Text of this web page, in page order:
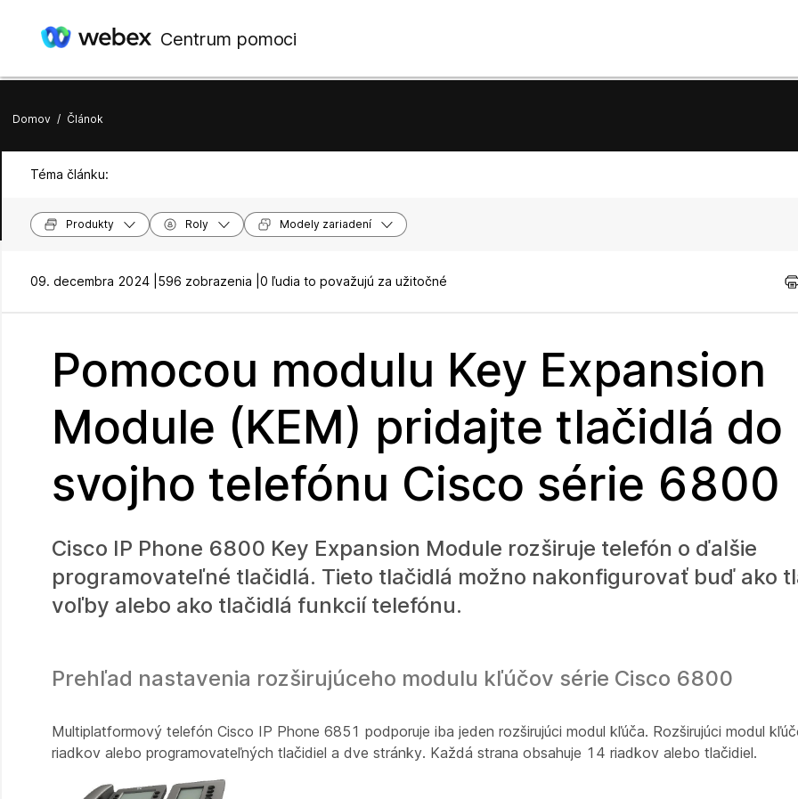
Centrum pomoci
Domov / Článok
Téma článku:
Produkty Roly Modely zariadení
09. decembra 2024 | 596 zobrazenia | 0 ľudia to považujú za užitočné
Pomocou modulu Key Expansion
Module (KEM) pridajte tlačidlá do
svojho telefónu Cisco série 6800
Cisco IP Phone 6800 Key Expansion Module rozširuje telefón o ďalšie
programovateľné tlačidlá. Tieto tlačidlá možno nakonfigurovať buď ako
voľby alebo ako tlačidlá funkcií telefónu.
Prehľad nastavenia rozširujúceho modulu kľúčov série Cisco 6800
Multiplatformový telefón Cisco IP Phone 6851 podporuje iba jeden rozširujúci modul kľúča. Rozširujúci modul
riadkov alebo programovateľných tlačidiel a dve stránky. Každá strana obsahuje 14 riadkov alebo tlačidiel.